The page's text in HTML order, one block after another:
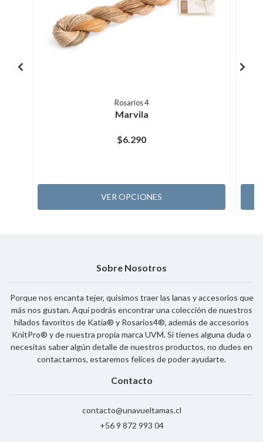
Rosarios 4
Marvila
$6.290
VER OPCIONES
Sobre Nosotros
Porque nos encanta tejer, quisimos traer las lanas y accesorios que
más nos gustan. Aquí podrás encontrar una colección de nuestros
hilados favoritos de Katia® y Rosarios4®, además de accesorios
KnitPro® y de nuestra propia marca UVM. Si tienes alguna duda o
necesitas saber algún detalle de nuestros productos, no dudes en
contactarnos, estaremos felices de poder ayudarte.
Contacto
contacto@unavueltamas.cl
+56 9 872 993 04